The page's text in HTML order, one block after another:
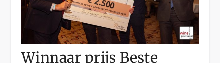
Winnaar prijs Beste